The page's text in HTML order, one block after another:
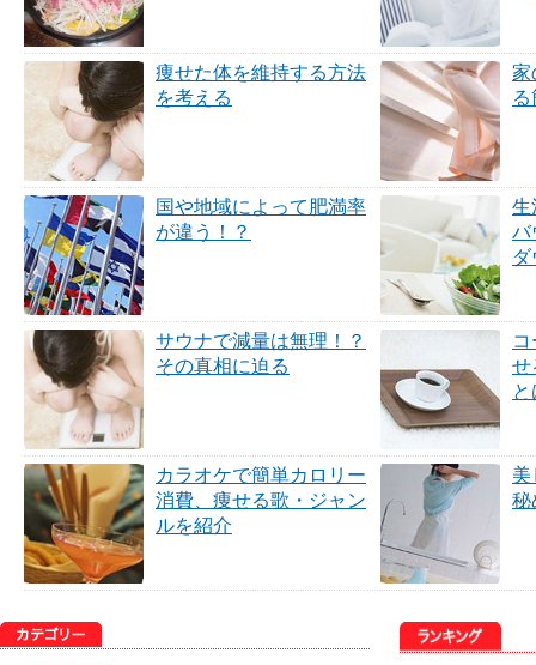
痩せた体を維持する方法
を考える
家
国や地域によって肥満率
が違う！？
生
バ
サウナで減量は無理！？
その真相に迫る
せ
と
カラオケで簡単カロリー
消費、痩せる歌・ジャン
ルを紹介
美
秘